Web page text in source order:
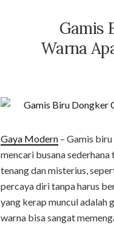
Gamis
Warna
Gaya Modern – Gamis
mencari busana
tenang dan misterius,
percaya diri tanpa harus
yang kerap muncul adalah
warna bisa sangat